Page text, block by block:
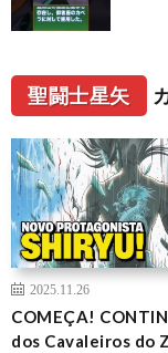
聖闘士星矢
2025.11.26
COMEÇA!
dos Cavaleiros do